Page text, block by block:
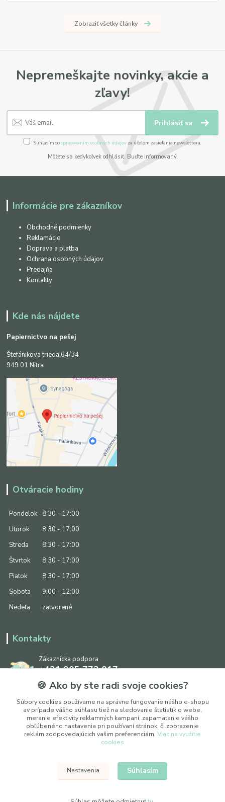
Zobraziť všetky články
Nepremeškajte novinky, akcie a
zľavy!
Prihlásiť sa
Súhlasím sospracovaním osobných údajov za účelom zasielania newslettera.
Môžete sa kedykoľvek odhlásiť. Buďte informovaný.
Informácie pre zákazníkov
Obchodné podmienky
Reklamácie
Doprava a platba
Ochrana osobných údajov
Predajňa
Kontakty
Kde nás nájdete
Papiernictvo na pešej
Štefánikova trieda 64/34
949 01 Nitra
Otváracie hodiny
Pondelok
8:30 - 17:00
Utorok
8:30 - 17:00
Streda
8:30 - 17:00
Štvrtok
8:30 - 17:00
Piatok
8:30 - 17:00
Sobota
9:00 - 12:00
Nedeľa
zatvorené
Kontakty
Zákaznícka podpora
+421 905 773 017
(Po-Pia, 8:30 - 17:00, So: 9:00 - 12:00)
info@ipapier.sk
Upraviť nastavenia cookies
© 2025 WOXY, s. r. o.
🍪 Ako by ste radi svoje cookies?
Súbory cookies používame na správne fungovanie nášho e-shopu
av prípade vášho súhlasu tiež na sledovanie štatistík o webe,
meranie efektivity reklamných kampaní, zapamätanie vášho
obľúbeného nastavenia pri používaní stránok, či zobrazenie
reklám zodpovedajúcich vašim preferenciám. Viac na využitie
cookies
Nastavenia Súhlasím